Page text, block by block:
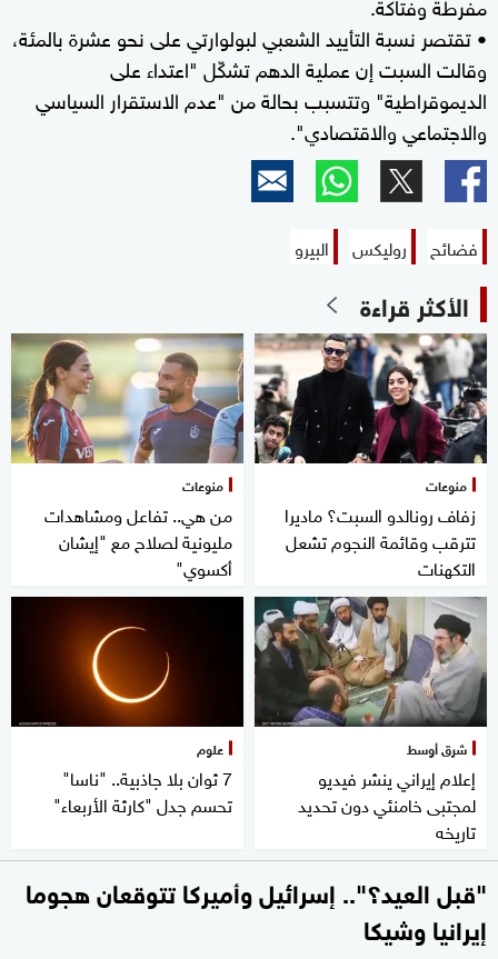
• تقتصر نسبة التأييد الشعبي لبولوارتي على نحو عشرة بالمئة،
وقالت السبت إن عملية الدهم تشكّل "اعتداء على
الديموقراطية" وتتسبب بحالة من "عدم الاستقرار السياسي
والاجتماعي والاقتصادي".
فضائح روليكس البيرو
الأكثر قراءة
منوعات
زفاف رونالدو السبت؟ ماديرا
تترقب وقائمة النجوم تشعل
التكهنات
منوعات
من هي.. تفاعل ومشاهدات
مليونية لصلاح مع "إيشان
أكسوي"
شرق أوسط
إعلام إيراني ينشر فيديو
لمجتبى خامنئي دون تحديد
تاريخه
علوم
7 ثوان بلا جاذبية.. "ناسا"
تحسم جدل "كارثة الأربعاء"
"قبل العيد؟".. إسرائيل وأميركا تتوقعان هجوما
إيرانيا وشيكا